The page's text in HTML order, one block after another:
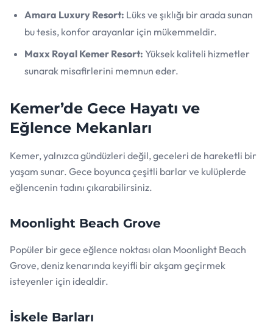
Amara Luxury Resort: Lüks ve şıklığı bir arada sunan
bu tesis, konfor arayanlar için mükemmeldir.
Maxx Royal Kemer Resort: Yüksek kaliteli hizmetler
sunarak misafirlerini memnun eder.
Kemer’de Gece Hayatı ve
Eğlence Mekanları
Kemer, yalnızca gündüzleri değil, geceleri de hareketli bir
yaşam sunar. Gece boyunca çeşitli barlar ve kulüplerde
eğlencenin tadını çıkarabilirsiniz.
Moonlight Beach Grove
Popüler bir gece eğlence noktası olan Moonlight Beach
Grove, deniz kenarında keyifli bir akşam geçirmek
isteyenler için idealdir.
İskele Barları